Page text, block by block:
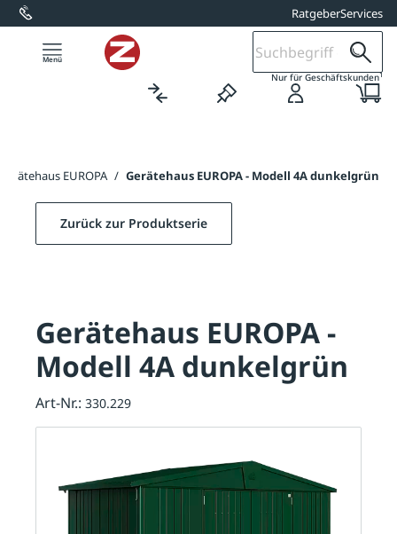
springen RatgeberServices
Nur für Geschäftskunden1
Gerätehaus EUROPA / Gerätehaus EUROPA - Modell 4A dunkelgrün
Zurück zur Produktserie
Gerätehaus EUROPA -
Modell 4A dunkelgrün
Art-Nr.: 330.229